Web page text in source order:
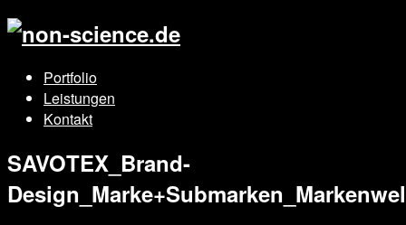
Portfolio
Leistungen
Kontakt
SAVOTEX_Brand-